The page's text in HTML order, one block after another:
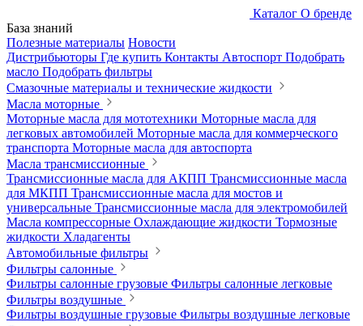
Каталог О бренде
База знаний
Полезные материалы Новости
Дистрибьюторы Где купить Контакты Автоспорт Подобрать
масло Подобрать фильтры
Смазочные материалы и технические жидкости
Масла моторные
Моторные масла для мототехники Моторные масла для
легковых автомобилей Моторные масла для коммерческого
транспорта Моторные масла для автоспорта
Масла трансмиссионные
Трансмиссионные масла для АКПП Трансмиссионные масла
для МКПП Трансмиссионные масла для мостов и
универсальные Трансмиссионные масла для электромобилей
Масла компрессорные Охлаждающие жидкости Тормозные
жидкости Хладагенты
Автомобильные фильтры
Фильтры салонные
Фильтры салонные грузовые Фильтры салонные легковые
Фильтры воздушные
Фильтры воздушные грузовые Фильтры воздушные легковые